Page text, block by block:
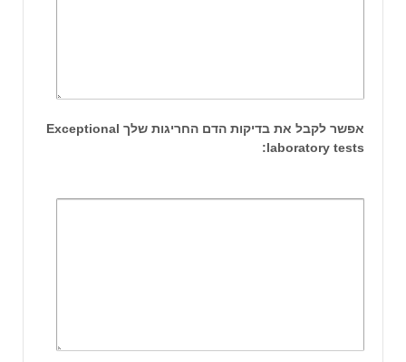
אפשר לקבל את בדיקות הדם החריגות שלך Exceptional
laboratory tests: